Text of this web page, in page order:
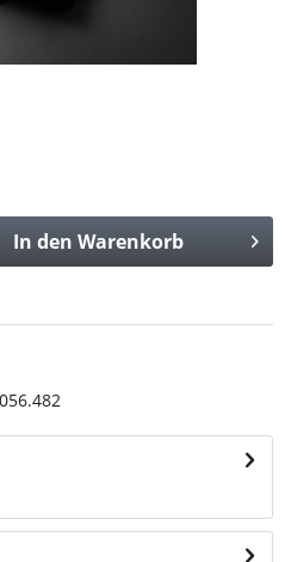
In den Warenkorb